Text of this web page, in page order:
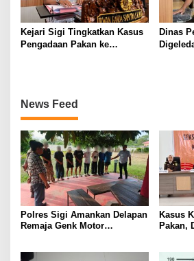
Kejari Sigi Tingkatkan Kasus
Pengadaan Pakan ke
Dinas
News Feed
Polres Sigi Amankan Delapan
Remaja Genk Motor
Kasus
Pakan,